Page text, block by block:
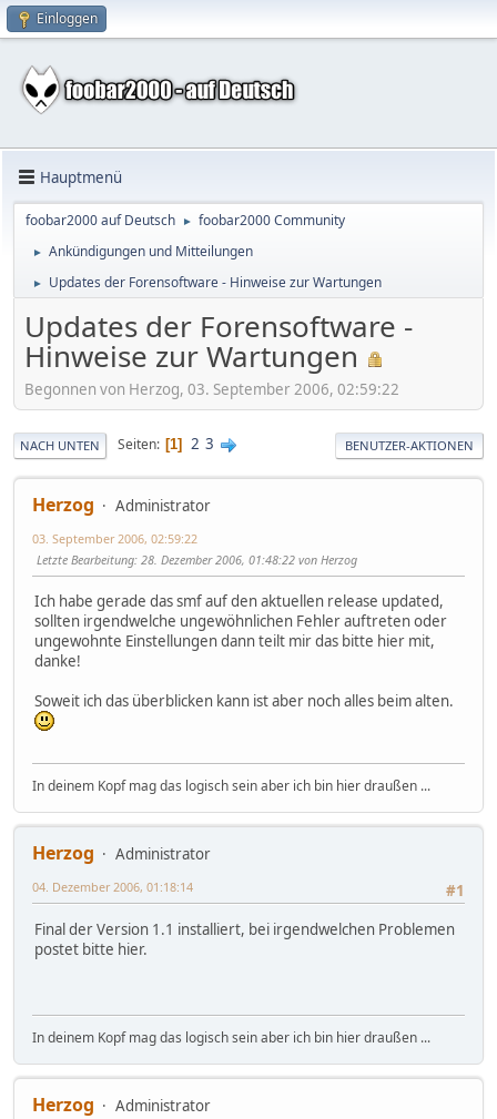
Einloggen
Hauptmenü
foobar2000 auf Deutsch ► foobar2000 Community
► Ankündigungen und Mitteilungen
► Updates der Forensoftware - Hinweise zur Wartungen
Updates der Forensoftware -
Hinweise zur Wartungen
Begonnen von Herzog, 03. September 2006, 02:59:22
NACH UNTEN Seiten 1 2 3 BENUTZER-AKTIONEN
Herzog Administrator
03. September 2006, 02:59:22
Letzte Bearbeitung: 28. Dezember 2006, 01:48:22 von Herzog
Ich habe gerade das smf auf den aktuellen release updated,
sollten irgendwelche ungewöhnlichen Fehler auftreten oder
ungewohnte Einstellungen dann teilt mir das bitte hier mit,
danke!
Soweit ich das überblicken kann ist aber noch alles beim alten.
In deinem Kopf mag das logisch sein aber ich bin hier draußen ...
Herzog
Administrator
#1
04. Dezember 2006, 01:18:14
Final der Version 1.1 installiert, bei irgendwelchen Problemen
postet bitte hier.
In deinem Kopf mag das logisch sein aber ich bin hier draußen ...
Herzog
Administrator